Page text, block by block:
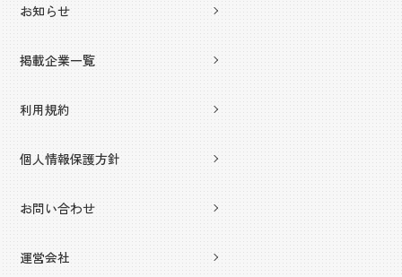
お知らせ
掲載企業一覧
利用規約
個人情報保護方針
お問い合わせ
運営会社